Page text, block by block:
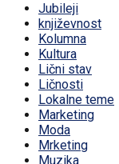
Jubileji
književnost
Kolumna
Kultura
Lični stav
Ličnosti
Lokalne teme
Marketing
Moda
Mrketing
Muzika